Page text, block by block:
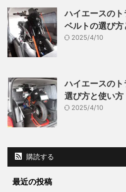
ハイエースの
ベルトの選び方
2025/4/10
ハイエースの
選び方と使い方
2025/4/10
購読する
最近の投稿